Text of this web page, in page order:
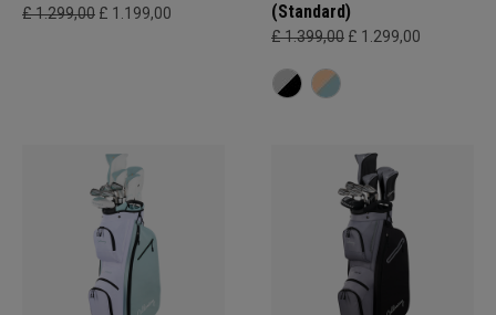
£ 1.299,00 £ 1.199,00
(Standard)
£ 1.399,00 £ 1.299,00